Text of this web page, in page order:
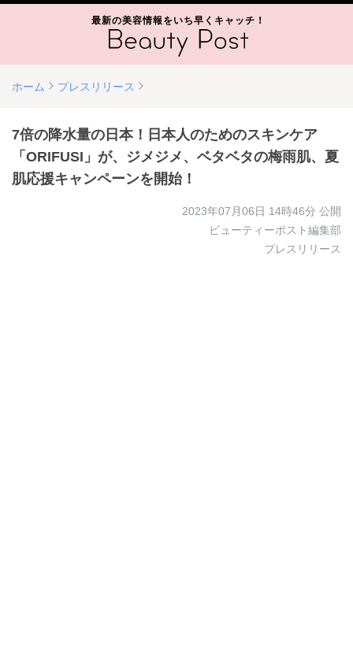
最新の美容情報をいち早くキャッチ！
ホーム プレスリリース
7倍の降水量の日本！日本人のためのスキンケア
「ORIFUSI」が、ジメジメ、ベタベタの梅雨肌、夏
肌応援キャンペーンを開始！
2023年07月06日 14時46分 公開
ビューティーポスト編集部
プレスリリース